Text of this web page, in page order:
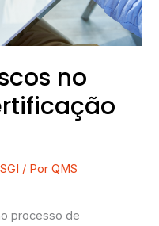
no
SGI / PorQMS
processo de